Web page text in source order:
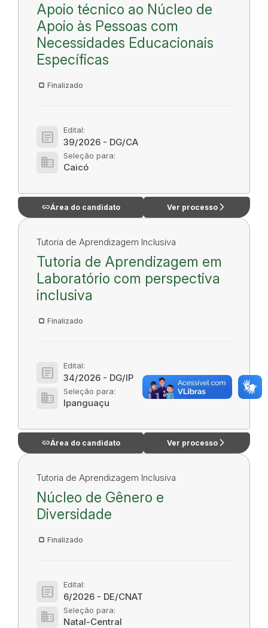
Apoio técnico ao Núcleo de
Apoio às Pessoas com
Necessidades Educacionais
Específicas
Finalizado
article Edital:
39/2026 - DG/CA
domain Seleção para:
Caicó
linkÁrea do candidato Ver processo arrow_forward_ios
Tutoria de Aprendizagem Inclusiva
Tutoria de Aprendizagem em
Laboratório com perspectiva
inclusiva
Finalizado
article Edital:
34/2026 - DG/IP
domain Seleção para:
Ipanguaçu
linkÁrea do candidato Ver processo arrow_forward_ios
Tutoria de Aprendizagem Inclusiva
Núcleo de Gênero e
Diversidade
Finalizado
article Edital:
6/2026 - DE/CNAT
domain Seleção para:
Natal-Central